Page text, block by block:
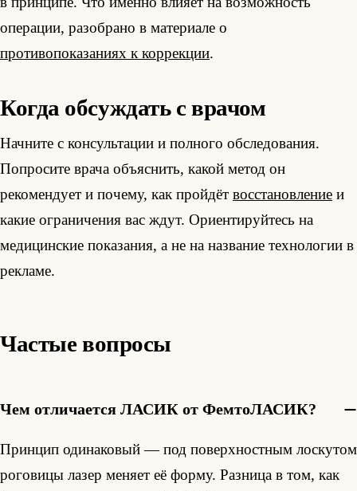
операции, разобрано в материале о
противопоказаниях к коррекции.
Когда обсуждать с врачом
Начните с консультации и полного обследования.
Попросите врача объяснить, какой метод он
рекомендует и почему, как пройдёт восстановление и
какие ограничения вас ждут. Ориентируйтесь на
медицинские показания, а не на название технологии в
рекламе.
Частые вопросы
Чем отличается ЛАСИК от ФемтоЛАСИК?
Принцип одинаковый — под поверхностным лоскутом
роговицы лазер меняет её форму. Разница в том, как